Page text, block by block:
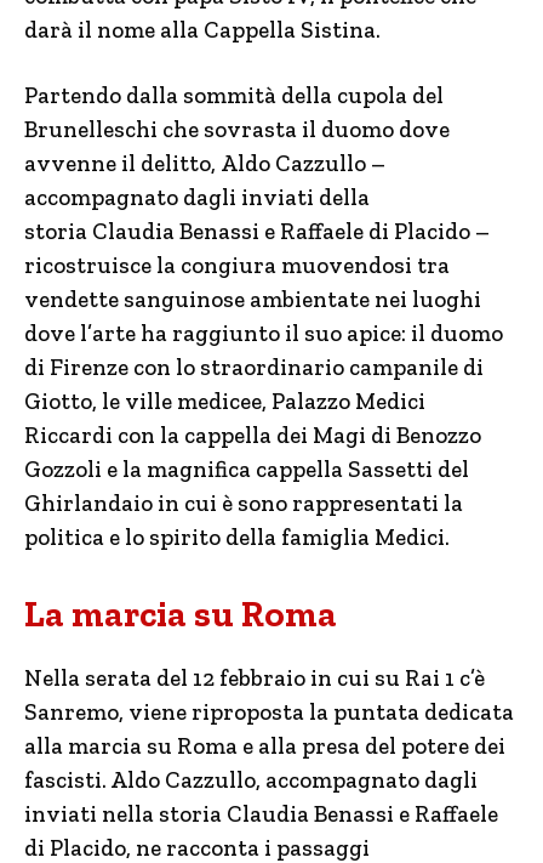
darà il nome alla Cappella Sistina.
Partendo dalla sommità della cupola del
Brunelleschi che sovrasta il duomo dove
avvenne il delitto, Aldo Cazzullo –
accompagnato dagli inviati della
storia Claudia Benassi e Raffaele di Placido –
ricostruisce la congiura muovendosi tra
vendette sanguinose ambientate nei luoghi
dove l’arte ha raggiunto il suo apice: il duomo
di Firenze con lo straordinario campanile di
Giotto, le ville medicee, Palazzo Medici
Riccardi con la cappella dei Magi di Benozzo
Gozzoli e la magnifica cappella Sassetti del
Ghirlandaio in cui è sono rappresentati la
politica e lo spirito della famiglia Medici.
La marcia su Roma
Nella serata del 12 febbraio in cui su Rai 1 c’è
Sanremo, viene riproposta la puntata dedicata
alla marcia su Roma e alla presa del potere dei
fascisti. Aldo Cazzullo, accompagnato dagli
inviati nella storia Claudia Benassi e Raffaele
di Placido, ne racconta i passaggi